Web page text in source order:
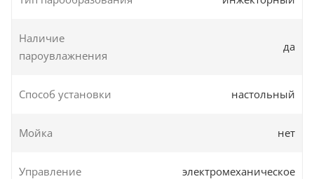
Наличие
пароувлажнения
да
Способ установки настольный
Мойка нет
Управление электромеханическое